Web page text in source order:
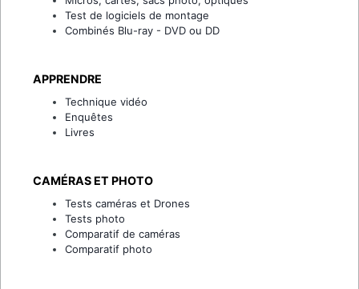
Test de logiciels de montage
Combinés Blu-ray - DVD ou DD
APPRENDRE
Technique vidéo
Enquêtes
Livres
CAMÉRAS ET PHOTO
Tests caméras et Drones
Tests photo
Comparatif de caméras
Comparatif photo